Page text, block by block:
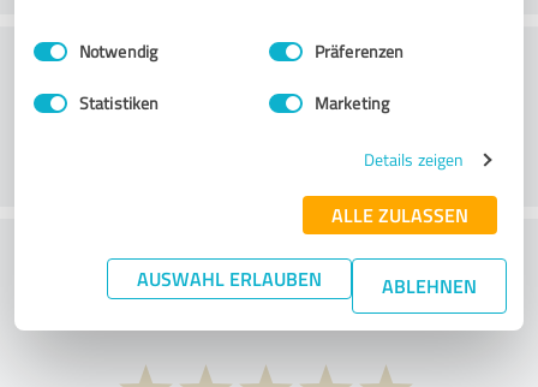
Impressum Datenschutzbestimmungen
Einwilligungsauswahl
Notwendig Präferenzen
Statistiken Marketing
Details zeigen
ALLE ZULASSEN
AUSWAHL ERLAUBEN ABLEHNEN
Serviço ao cliente
O que acha da relação
preço/desempenho?